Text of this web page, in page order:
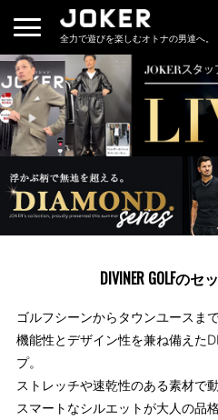
全力で遊びを楽しむオトナの男達へ。
DIVINER GOLFの
ゴルフシーンからタウンユースま
機能性とデザイン性を兼ね備えた
プ。
ストレッチや速乾性のある素材で
スマートなシルエットが大人の品